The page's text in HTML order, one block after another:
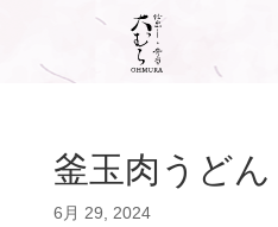
釜玉肉うどん
6月 29, 2024